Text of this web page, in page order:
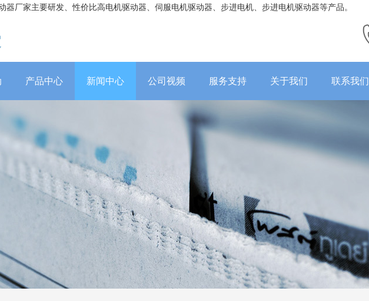
厂家主要研发、性价比高电机驱动器、伺服电机驱动器、步进电机、步进电机驱动器等产品。
产品中心 新闻中心 公司视频 服务支持 关于我们 联系我们